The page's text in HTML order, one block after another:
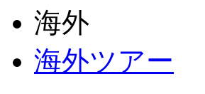
海外
海外ツアー